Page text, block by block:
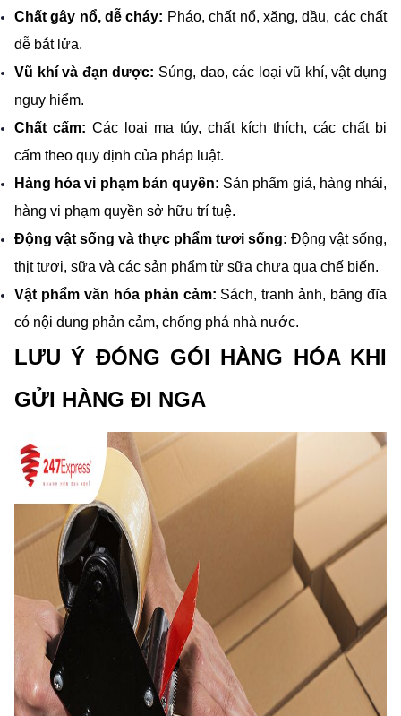
Chất gây nổ, dễ cháy: Pháo, chất nổ, xăng, dầu, các chất
dễ bắt lửa.
Vũ khí và đạn dược: Súng, dao, các loại vũ khí, vật dụng
nguy hiểm.
Chất cấm: Các loại ma túy, chất kích thích, các chất bị
cấm theo quy định của pháp luật.
Hàng hóa vi phạm bản quyền: Sản phẩm giả, hàng nhái,
hàng vi phạm quyền sở hữu trí tuệ.
Động vật sống và thực phẩm tươi sống: Động vật sống,
thịt tươi, sữa và các sản phẩm từ sữa chưa qua chế biến.
Vật phẩm văn hóa phản cảm: Sách, tranh ảnh, băng đĩa
có nội dung phản cảm, chống phá nhà nước.
LƯU Ý ĐÓNG GÓI HÀNG HÓA KHI
GỬI HÀNG ĐI NGA